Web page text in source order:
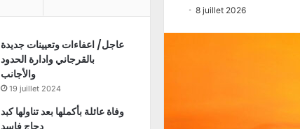
8 juillet 2026
عاجل/ اعفاءات وتعيينات جديدة
بالقرجاني وادارة الحدود
والأجانب
19 juillet 2024
وفاة عائلة بأكملها بعد تناولها كبد
دجاج فاسد